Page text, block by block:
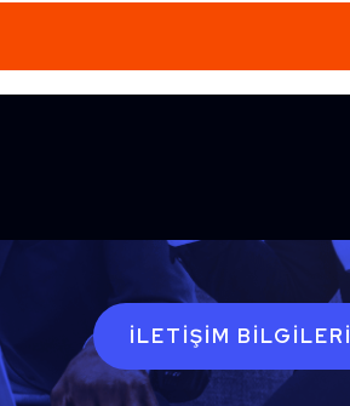
İLETIŞIM BILGILERI